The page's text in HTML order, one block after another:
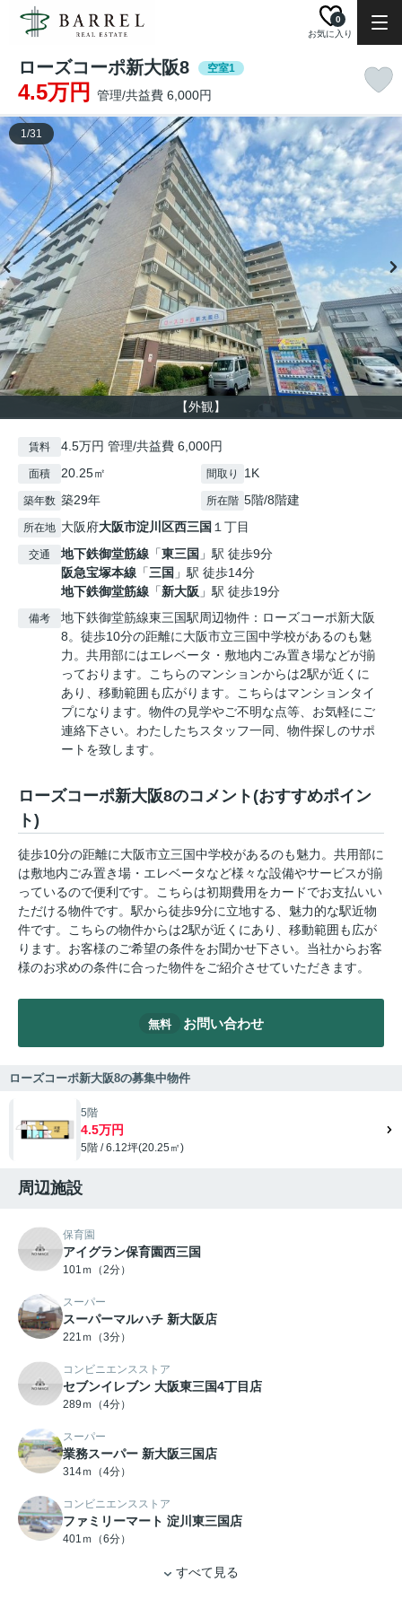
お気に入り
0
ローズコーポ新大阪8 空室1
4.5万円 管理/共益費 6,000円
【外観】
1/31
賃料 4.5万円 管理/共益費 6,000円
面積 20.25㎡ 間取り 1K
築年数 築29年 所在階 5階/8階建
所在地 大阪府大阪市淀川区西三国 １丁目
交通 地下鉄御堂筋線 「東三国 」駅 徒歩9分
阪急宝塚本線 「三国 」駅 徒歩14分
地下鉄御堂筋線 「新大阪 」駅 徒歩19分
備考
地下鉄御堂筋線東三国駅周辺物件：ローズコーポ新大阪
8。徒歩10分の距離に大阪市立三国中学校があるのも魅
力。共用部にはエレベータ・敷地内ごみ置き場などが揃
っております。こちらのマンションからは2駅が近くに
あり、移動範囲も広がります。こちらはマンションタイ
プになります。物件の見学やご不明な点等、お気軽にご
連絡下さい。わたしたちスタッフ一同、物件探しのサポ
ートを致します。
ローズコーポ新大阪8のコメント(おすすめポイン
ト)
徒歩10分の距離に大阪市立三国中学校があるのも魅力。共用部に
は敷地内ごみ置き場・エレベータなど様々な設備やサービスが揃
っているので便利です。こちらは初期費用をカードでお支払いい
ただける物件です。駅から徒歩9分に立地する、魅力的な駅近物
件です。こちらの物件からは2駅が近くにあり、移動範囲も広が
ります。お客様のご希望の条件をお聞かせ下さい。当社からお客
様のお求めの条件に合った物件をご紹介させていただきます。
無料 お問い合わせ
ローズコーポ新大阪8の募集中物件
5階
4.5万円
5階 / 6.12坪(20.25㎡)
周辺施設
保育園
アイグラン保育園西三国
101ｍ（2分）
スーパー
スーパーマルハチ 新大阪店
221ｍ（3分）
コンビニエンスストア
セブンイレブン 大阪東三国4丁目店
289ｍ（4分）
スーパー
業務スーパー 新大阪三国店
314ｍ（4分）
コンビニエンスストア
ファミリーマート 淀川東三国店
401ｍ（6分）
すべて見る